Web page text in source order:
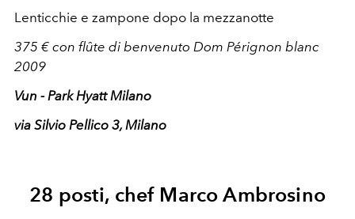
Lenticchie e zampone dopo la mezzanotte
375 € con flûte di benvenuto Dom Pérignon blanc
2009
Vun - Park Hyatt Milano
via Silvio Pellico 3, Milano
28 posti, chef Marco Ambrosino